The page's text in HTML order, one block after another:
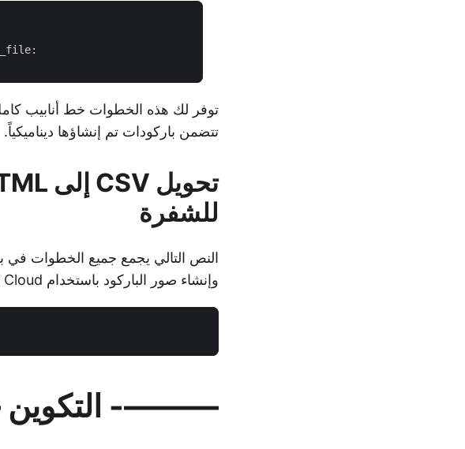
تتضمن باركودات تم إنشاؤها ديناميكياً.
للشفرة
وإنشاء صور الباركود باستخدام Aspose.BarCode Cloud، وإنشاء تقرير HTML.
———-